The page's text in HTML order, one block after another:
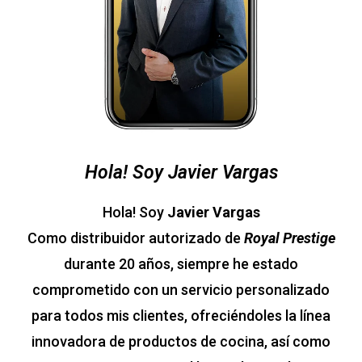
Hola! Soy Javier Vargas
Hola! Soy Javier Vargas
Como distribuidor autorizado de Royal Prestige
durante 20 años, siempre he estado
comprometido con un servicio personalizado
para todos mis clientes, ofreciéndoles la línea
innovadora de productos de cocina, así como